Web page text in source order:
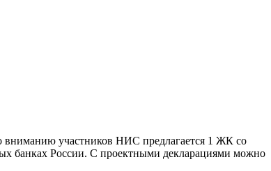
вниманию участников НИС предлагается 1 ЖК со
банках России. С проектными декларациями можно